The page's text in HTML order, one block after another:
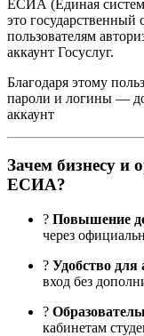
ЕСИА (Единая
это государственный
пользователям
аккаунт Госуслуг.
Благодаря этому
пароли и логины —
аккаунт
Зачем бизнесу и
ЕСИА?
? Повышение
через
? Удобство для
вход без
?
кабинетам